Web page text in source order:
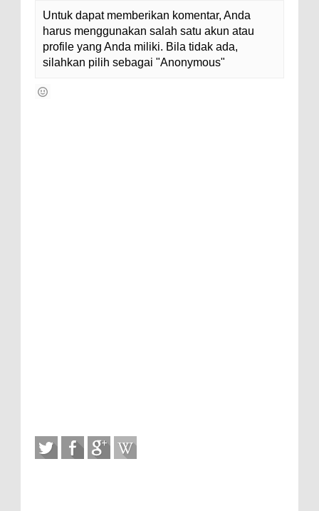
Untuk dapat memberikan komentar, Anda
harus menggunakan salah satu akun atau
profile yang Anda miliki. Bila tidak ada,
silahkan pilih sebagai "Anonymous"